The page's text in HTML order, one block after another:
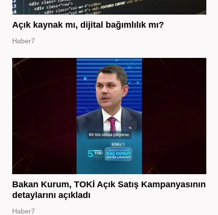
Açık kaynak mı, dijital bağımlılık mı?
Haber7
Bakan Kurum, TOKİ Açık Satış Kampanyasının
detaylarını açıkladı
Haber7